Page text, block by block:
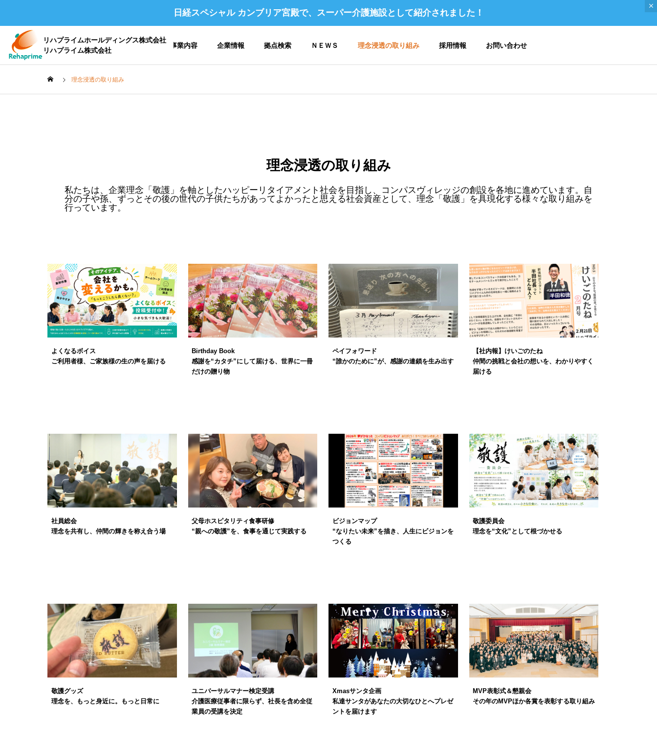
日経スペシャル カンブリア宮殿で、スーパー介護施設として紹介されました！
リハプライムホールディングス株式会社
リハプライム株式会社
ホーム 事業内容 企業情報 拠点検索 ＮＥＷＳ 理念浸透の取り組み 採用情報 お問い合わせ
沿革 コンパスヴィレッジ構想 メディア掲載 / 書籍
理念浸透の取り組み
理念浸透の取り組み
私たちは、企業理念「敬護」を軸としたハッピーリタイアメント社会を目指し、コンパスヴィレッジの創設を各地に進めています。自
分の子や孫、ずっとその後の世代の子供たちがあってよかったと思える社会資産として、理念「敬護」を具現化する様々な取り組みを
行っています。
よくなるボイス
ご利用者様、ご家族様の生の声を届ける
Birthday Book
感謝を“カタチ”にして届ける、世界に一冊
だけの贈り物
ペイフォワード
“誰かのために”が、感謝の連鎖を生み出す
【社内報】けいごのたね
仲間の挑戦と会社の想いを、わかりやすく
届ける
社員総会
理念を共有し、仲間の輝きを称え合う場
父母ホスピタリティ食事研修
“親への敬護”を、食事を通じて実践する
ビジョンマップ
“なりたい未来”を描き、人生にビジョンを
つくる
敬護委員会
理念を“文化”として根づかせる
敬護グッズ
理念を、もっと身近に。もっと日常に
ユニバーサルマナー検定受講
介護医療従事者に限らず、社長を含め全従
業員の受講を決定
Xmasサンタ企画
私達サンタがあなたの大切なひとへプレゼ
ントを届けます
MVP表彰式＆懇親会
その年のMVPほか各賞を表彰する取り組み